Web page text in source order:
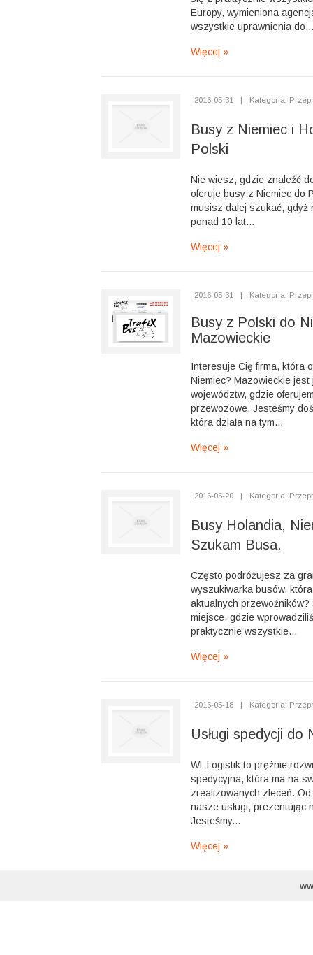
Europy, wymieniona
wszystkie uprawnienia do...
Więcej »
2016-05-31 | Kategoria:
Busy z Niemiec i
Polski
Nie wiesz, gdzie znaleźć
oferuje busy z Niemiec do
musisz dalej szukać, gdyż
ponad 10 lat...
Więcej »
2016-05-31 | Kategoria:
Busy z Polski do
Mazowieckie
Interesuje Cię firma, która
Niemiec? Mazowieckie jest
województw, gdzie
przewozowe. Jesteśmy
która działa na tym...
Więcej »
2016-05-20 | Kategoria:
Busy Holandia,
Szukam Busa.
Często podróżujesz za
wyszukiwarka busów,
aktualnych przewoźników?
miejsce, gdzie
praktycznie wszystkie...
Więcej »
2016-05-18 | Kategoria:
Usługi spedycji do
WL Logistik to prężnie
spedycyjna, która ma na
zrealizowanych zleceń.
nasze usługi, prezentując
Jesteśmy...
Więcej »